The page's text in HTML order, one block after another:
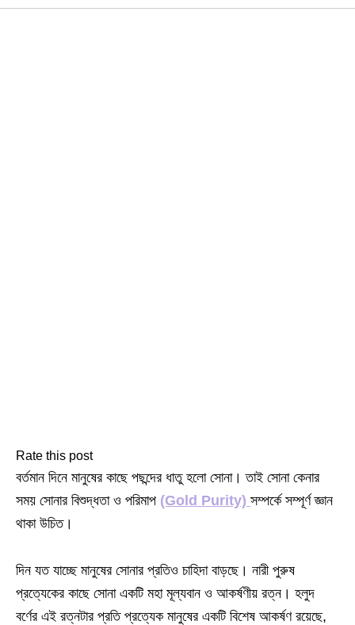
Rate this post
বর্তমান দিনে মানুষের কাছে পছন্দের ধাতু হলো সোনা। তাই সোনা কেনার
সময় সোনার বিশুদ্ধতা ও পরিমাপ (Gold Purity) সম্পর্কে সম্পূর্ণ জ্ঞান
থাকা উচিত।
দিন যত যাচ্ছে মানুষের সোনার প্রতিও চাহিদা বাড়ছে। নারী পুরুষ
প্রত্যেকের কাছে সোনা একটি মহা মূল্যবান ও আকর্ষণীয় রত্ন। হলুদ
বর্ণের এই রত্নটার প্রতি প্রত্যেক মানুষের একটি বিশেষ আকর্ষণ রয়েছে,